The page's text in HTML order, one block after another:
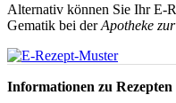
Alternativ können Sie Ihr E-
Gematik bei derApotheke
Informationen zu Rezepten